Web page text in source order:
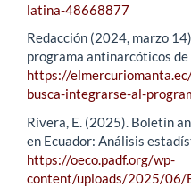
latina-48668877
Redacción (2024, marzo
programa antinarcóticos
https://
busca-integrarse-al-
Rivera, E. (2025). Boletín
en Ecuador: Análisis
https://oeco.padf.org/wp-
content/uploads/2025/06/